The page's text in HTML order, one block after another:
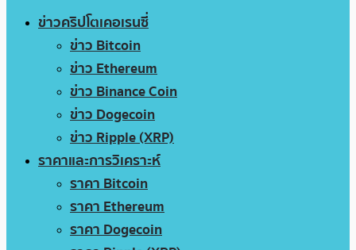
ข่าวคริปโตเคอเรนซี่
ข่าว Bitcoin
ข่าว Ethereum
ข่าว Binance Coin
ข่าว Dogecoin
ข่าว Ripple (XRP)
ราคาและการวิเคราะห์
ราคา Bitcoin
ราคา Ethereum
ราคา Dogecoin